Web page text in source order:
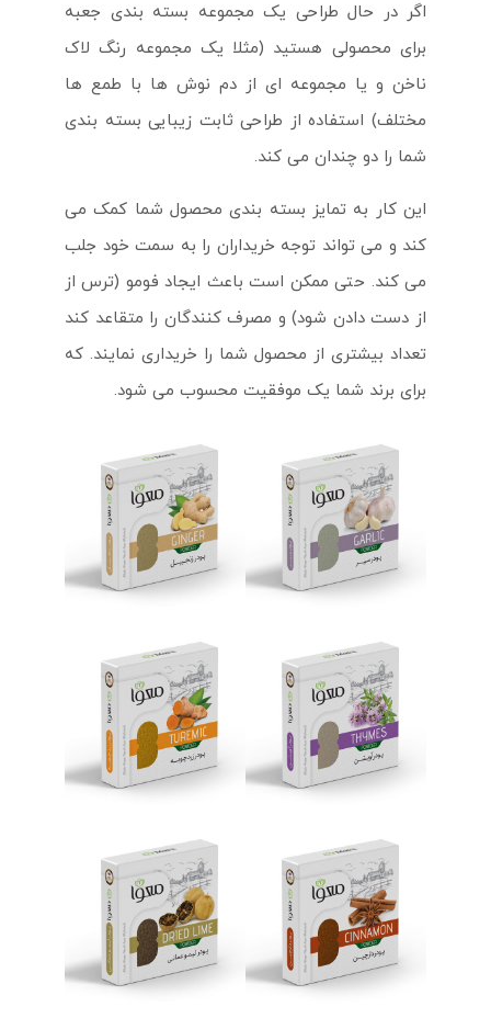
اگر در حال طراحی یک مجموعه بسته بندی جعبه
برای محصولی هستید (مثلا یک مجموعه رنگ لاک
ناخن و یا مجموعه ای از دم نوش ها با طمع ها
مختلف) استفاده از طراحی ثابت زیبایی بسته بندی
شما را دو چندان می کند.
این کار به تمایز بسته بندی محصول شما کمک می
کند و می تواند توجه خریداران را به سمت خود جلب
می کند. حتی ممکن است باعث ایجاد فومو (ترس از
از دست دادن شود) و مصرف کنندگان را متقاعد کند
تعداد بیشتری از محصول شما را خریداری نمایند. که
برای برند شما یک موفقیت محسوب می شود.